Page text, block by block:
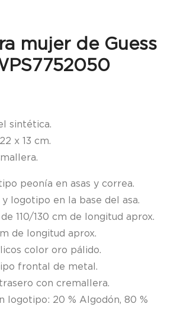
mujer de Guess
sintética.
x 13 cm.
peonía en asas y correa.
logotipo en la base del asa.
110/130 cm de longitud aprox.
de longitud aprox.
color oro pálido.
frontal de metal.
con cremallera.
logotipo: 20 % Algodón, 80 %